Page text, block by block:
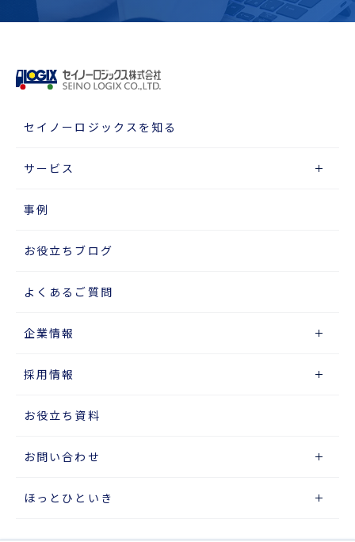
セイノーロジックスを知る
サービス
事例
お役立ちブログ
よくあるご質問
企業情報
採用情報
お役立ち資料
お問い合わせ
ほっとひといき